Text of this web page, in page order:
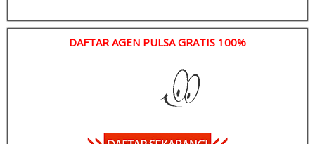
DAFTAR AGEN PULSA GRATIS 100%